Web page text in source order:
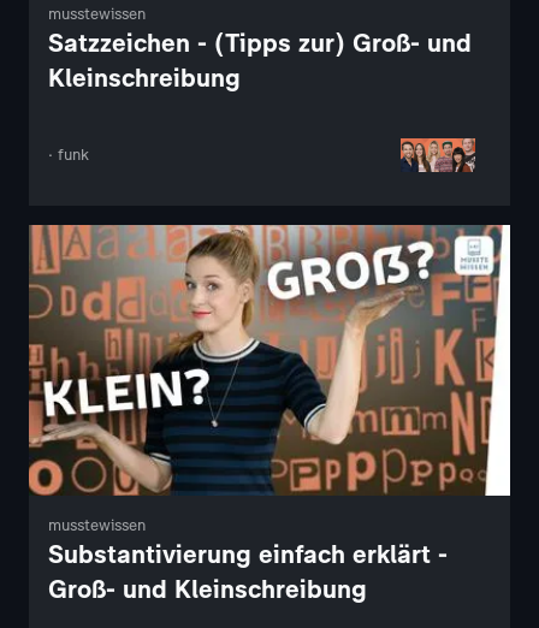
musstewissen
Satzzeichen - (Tipps zur) Groß- und
Kleinschreibung
· funk
musstewissen
Substantivierung einfach erklärt -
Groß- und Kleinschreibung